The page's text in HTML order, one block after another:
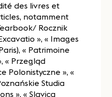
des livres et
notamment
Rocznik
», « Images
« Patrimoine
« Przegląd
Polonistyczne », «
Studia
», « Slavica